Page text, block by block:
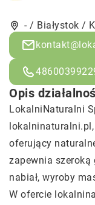
- / Białystok /
Opis
LokalniNaturalni
lokalninaturalni.pl
oferujący
zapewnia szeroką
nabiał, wyroby
W ofercie